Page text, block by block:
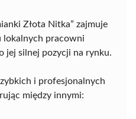
Złota Nitka” zajmuje
lokalnych pracowni
jej silnej pozycji na rynku.
i profesjonalnych
między innymi: